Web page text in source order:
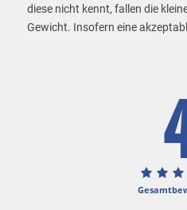
diese nicht kennt, fallen die
Gewicht. Insofern eine